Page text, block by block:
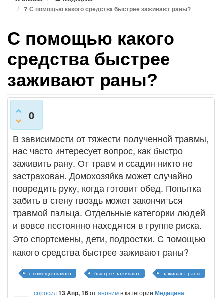
С помощью какого средства быстрее заживают раны?
С помощью какого
средства быстрее
заживают раны?
0
В зависимости от тяжести полученной травмы,
нас часто интересует вопрос, как быстро
заживить рану. От травм и ссадин никто не
застрахован. Домохозяйка может случайно
повредить руку, когда готовит обед. Попытка
забить в стену гвоздь может закончиться
травмой пальца. Отдельные категории людей
и вовсе постоянно находятся в группе риска.
Это спортсмены, дети, подростки. С помощью
какого средства быстрее заживают раны?
с помощью какого быстрее заживают заживают раны
спросил13 Апр, 16отанонимв категории Медицина